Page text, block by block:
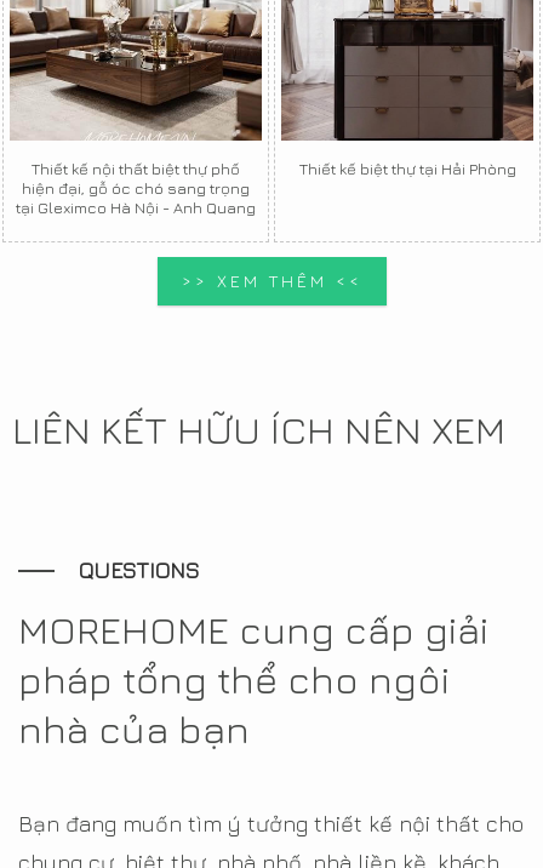
Thiết kế nội thất biệt thự phố
hiện đại, gỗ óc chó sang trọng
tại Gleximco Hà Nội - Anh Quang
Thiết kế biệt thự tại Hải Phòng
>> XEM THÊM <<
LIÊN KẾT HỮU ÍCH NÊN XEM
QUESTIONS
MOREHOME cung cấp giải
pháp tổng thể cho ngôi
nhà của bạn
Bạn đang muốn tìm ý tưởng thiết kế nội thất cho
chung cư, biệt thự, nhà phố, nhà liền kề, khách